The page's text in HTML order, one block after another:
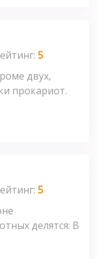
5
двух,
прокариот.
5
делятся: В